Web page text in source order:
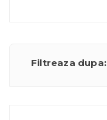
Filtreaza dupa: